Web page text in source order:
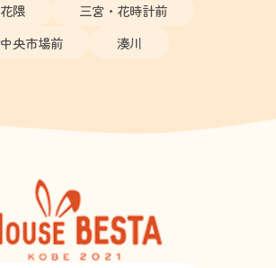
花隈
三宮・花時計前
中央市場前 湊川